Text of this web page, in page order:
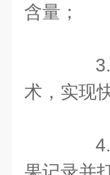
含量；
3.采
术，实现
4.具